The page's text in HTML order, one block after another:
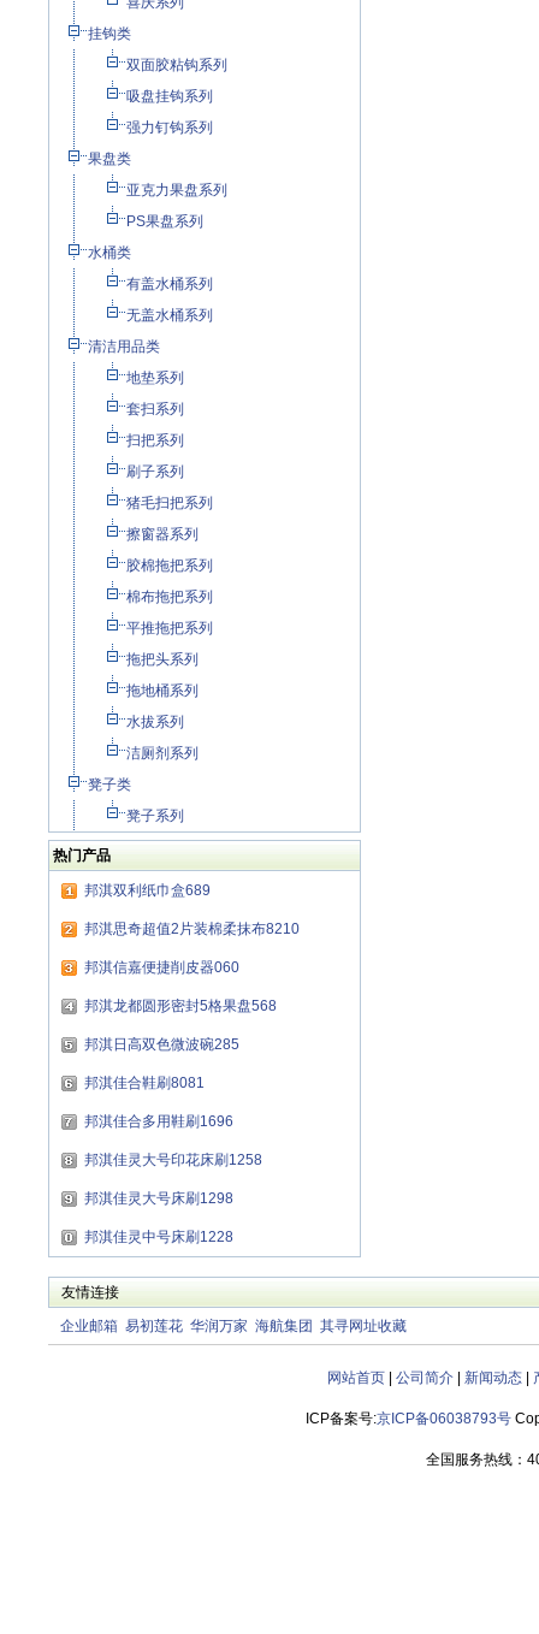
挂钩类
双面胶粘钩系列
吸盘挂钩系列
强力钉钩系列
果盘类
亚克力果盘系列
PS果盘系列
水桶类
有盖水桶系列
无盖水桶系列
清洁用品类
地垫系列
套扫系列
扫把系列
刷子系列
猪毛扫把系列
擦窗器系列
胶棉拖把系列
棉布拖把系列
平推拖把系列
拖把头系列
拖地桶系列
水拔系列
洁厕剂系列
凳子类
凳子系列
热门产品
邦淇双利纸巾盒689
邦淇思奇超值2片装棉柔抹布8210
邦淇信嘉便捷削皮器060
邦淇龙都圆形密封5格果盘568
邦淇日高双色微波碗285
邦淇佳合鞋刷8081
邦淇佳合多用鞋刷1696
邦淇佳灵大号印花床刷1258
邦淇佳灵大号床刷1298
邦淇佳灵中号床刷1228
友情连接
企业邮箱 易初莲花 华润万家 海航集团 其寻网址收藏
网站首页| 公司简介| 新闻动态|
ICP备案号:京ICP备06038793号
全国服务热线：